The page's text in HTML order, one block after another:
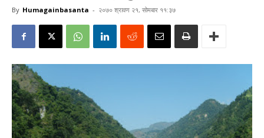
By Humagainbasanta - २०७० श्रावण २१, सोमबार ११:३७